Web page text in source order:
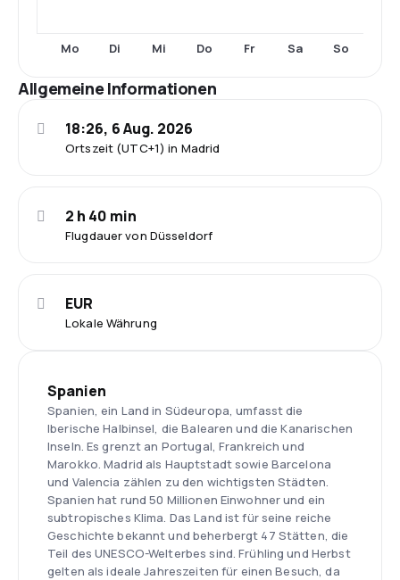
Mo Di Mi Do Fr Sa So
Allgemeine Informationen
Ortszeit (UTC+1) in Madrid
18:26, 6 Aug. 2026
Flugdauer von Düsseldorf
2 h 40 min
Lokale Währung
EUR
Spanien
Spanien, ein Land in Südeuropa, umfasst die
Iberische Halbinsel, die Balearen und die Kanarischen
Inseln. Es grenzt an Portugal, Frankreich und
Marokko. Madrid als Hauptstadt sowie Barcelona
und Valencia zählen zu den wichtigsten Städten.
Spanien hat rund 50 Millionen Einwohner und ein
subtropisches Klima. Das Land ist für seine reiche
Geschichte bekannt und beherbergt 47 Stätten, die
Teil des UNESCO-Welterbes sind. Frühling und Herbst
gelten als ideale Jahreszeiten für einen Besuch, da